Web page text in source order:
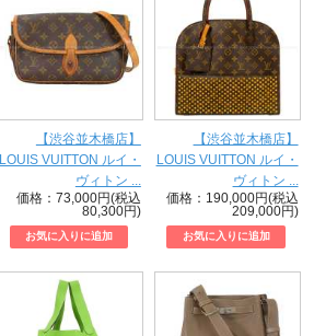
【渋谷並木橋店】
LOUIS VUITTON ルイ・
ヴィトン ...
価格：73,000円(税込
80,300円)
【渋谷並木橋店】
LOUIS VUITTON ルイ・
ヴィトン ...
価格：190,000円(税込
209,000円)